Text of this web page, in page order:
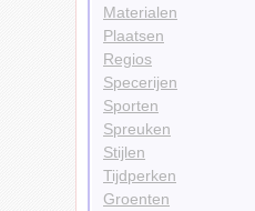
Materialen
Plaatsen
Regios
Specerijen
Sporten
Spreuken
Stijlen
Tijdperken
Groenten